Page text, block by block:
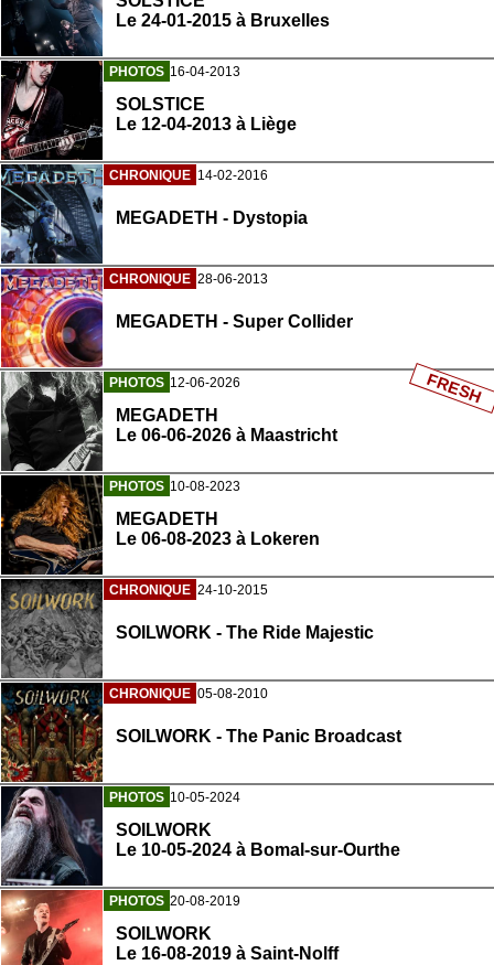
Le 24-01-2015 à Bruxelles
PHOTOS 16-04-2013
SOLSTICE
Le 12-04-2013 à Liège
CHRONIQUE 14-02-2016
MEGADETH - Dystopia
CHRONIQUE 28-06-2013
MEGADETH - Super Collider
PHOTOS 12-06-2026
MEGADETH
Le 06-06-2026 à Maastricht
FRESH
PHOTOS 10-08-2023
MEGADETH
Le 06-08-2023 à Lokeren
CHRONIQUE 24-10-2015
SOILWORK - The Ride Majestic
CHRONIQUE 05-08-2010
SOILWORK - The Panic Broadcast
PHOTOS 10-05-2024
SOILWORK
Le 10-05-2024 à Bomal-sur-Ourthe
PHOTOS 20-08-2019
SOILWORK
Le 16-08-2019 à Saint-Nolff